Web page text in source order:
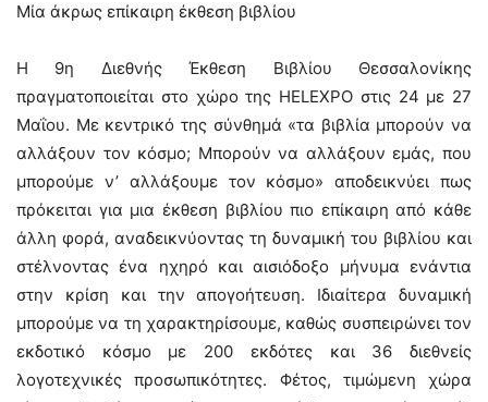
Μία άκρως επίκαιρη έκθεση βιβλίου
H 9η Διεθνής Έκθεση Βιβλίου Θεσσαλονίκης
πραγματοποιείται στο χώρο της HELEXPO στις 24 με 27
Μαΐου. Με κεντρικό της σύνθημά «τα βιβλία μπορούν να
αλλάξουν τον κόσμο; Μπορούν να αλλάξουν εμάς, που
μπορούμε ν’ αλλάξουμε τον κόσμο» αποδεικνύει πως
πρόκειται για μια έκθεση βιβλίου πιο επίκαιρη από κάθε
άλλη φορά, αναδεικνύοντας τη δυναμική του βιβλίου και
στέλνοντας ένα ηχηρό και αισιόδοξο μήνυμα ενάντια
στην κρίση και την απογοήτευση. Ιδιαίτερα δυναμική
μπορούμε να τη χαρακτηρίσουμε, καθώς συσπειρώνει τον
εκδοτικό κόσμο με 200 εκδότες και 36 διεθνείς
λογοτεχνικές προσωπικότητες. Φέτος, τιμώμενη χώρα